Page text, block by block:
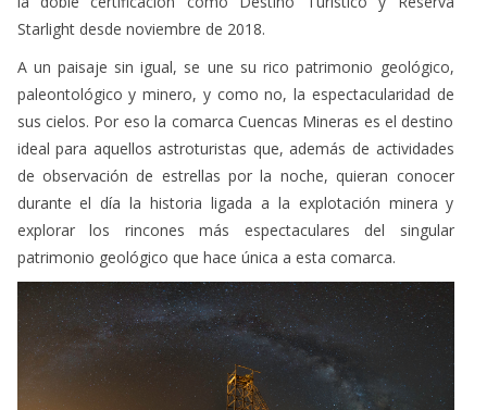
A un paisaje sin igual, se une su rico patrimonio geológico,
sus cielos. Por eso la comarca Cuencas Mineras es el destino
ideal para aquellos astroturistas que, además de actividades
durante el día la historia ligada a la explotación minera y
explorar los rincones más espectaculares del singular
patrimonio geológico que hace única a esta comarca.